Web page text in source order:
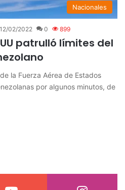
Nacionales
12/02/2022 0 899
patrulló límites del
la Fuerza Aérea de Estados
por algunos minutos, de